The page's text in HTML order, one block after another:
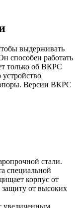
выдерживать
способен работать
только об ВКРС
Версии ВКРС
стали.
специальной
корпус от
защиту от высоких